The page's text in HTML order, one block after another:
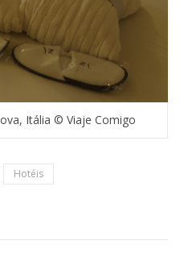
Itália © Viaje Comigo
Hotéis